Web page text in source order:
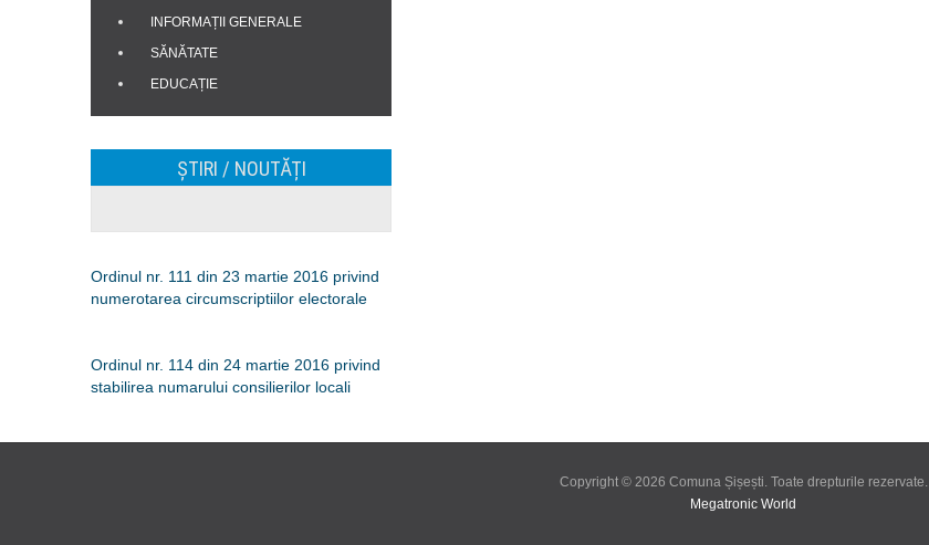
INFORMAȚII GENERALE
SĂNĂTATE
EDUCAȚIE
ȘTIRI / NOUTĂȚI
Ordinul nr. 111 din 23 martie 2016 privind
numerotarea circumscriptiilor electorale
Ordinul nr. 114 din 24 martie 2016 privind
stabilirea numarului consilierilor locali
Copyright © 2026 Comuna Șișești. Toate drepturile rezervate.
Megatronic World